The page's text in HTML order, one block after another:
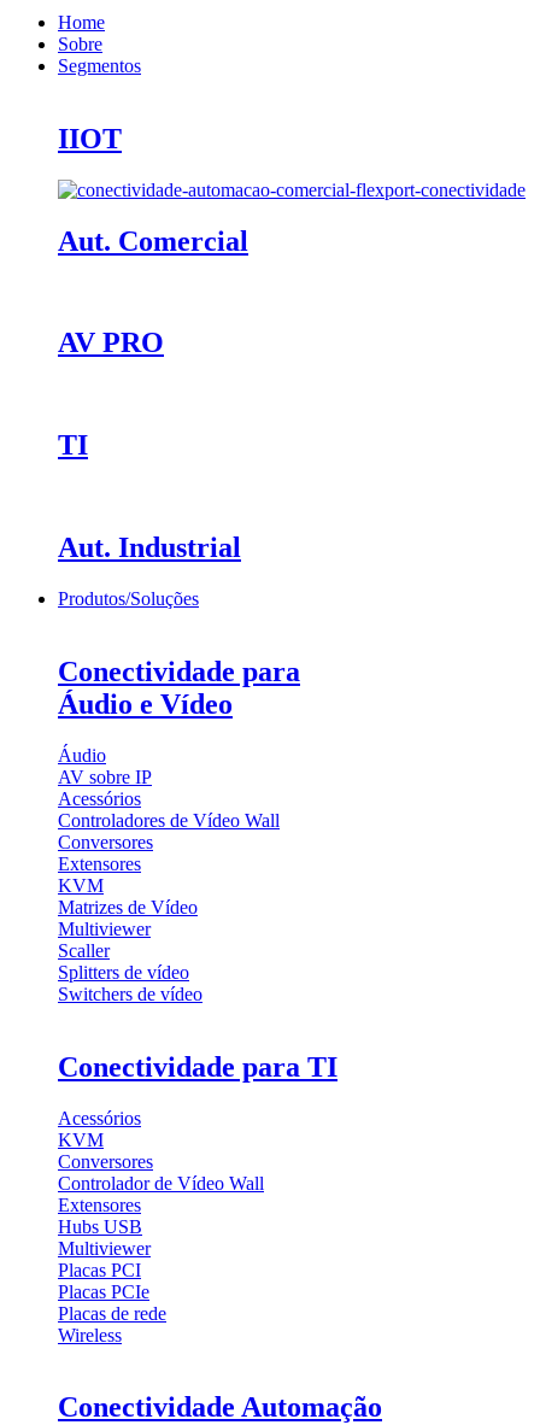
Home
Sobre
Segmentos
IIOT
Aut. Comercial
AV PRO
TI
Aut. Industrial
Produtos/Soluções
Conectividade para
Áudio e Vídeo
Áudio
AV sobre IP
Acessórios
Controladores de Vídeo Wall
Conversores
Extensores
KVM
Matrizes de Vídeo
Multiviewer
Scaller
Splitters de vídeo
Switchers de vídeo
Conectividade para TI
Acessórios
KVM
Conversores
Controlador de Vídeo Wall
Extensores
Hubs USB
Multiviewer
Placas PCI
Placas PCIe
Placas de rede
Wireless
Conectividade Automação